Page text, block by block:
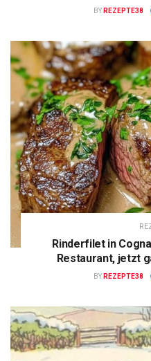
BY REZEPTE38
Rinderfilet in
Restaurant, jetzt
BY REZEPTE38